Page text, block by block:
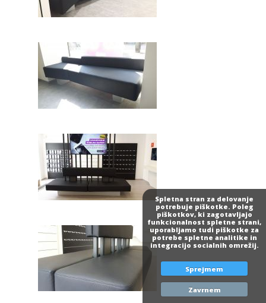
Spletna stran za delovanje
potrebuje piškotke. Poleg
piškotkov, ki zagotavljajo
funkcionalnost spletne strani,
uporabljamo tudi piškotke za
potrebe spletne analitike in
integracijo socialnih omrežij.
Sprejmem
Zavrnem